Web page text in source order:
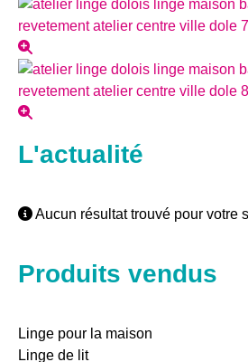
L'actualité
Aucun résultat trouvé pour votre
Produits vendus
Linge pour la maison
Linge de lit